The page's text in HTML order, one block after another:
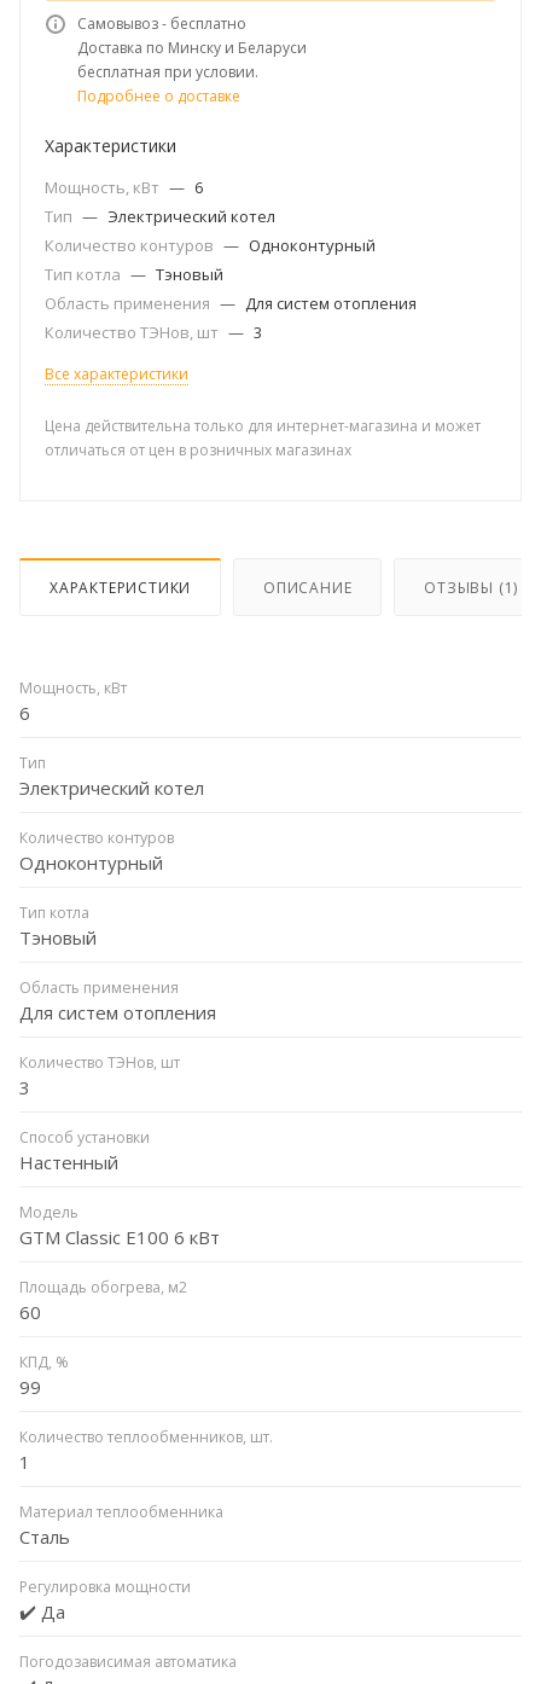
Самовывоз - бесплатно
Доставка по Минску и Беларуси
бесплатная при условии.
Подробнее о доставке
Характеристики
Мощность, кВт — 6
Тип — Электрический котел
Количество контуров — Одноконтурный
Тип котла — Тэновый
Область применения — Для систем отопления
Количество ТЭНов, шт — 3
Все характеристики
Цена действительна только для интернет-магазина и может
отличаться от цен в розничных магазинах
ХАРАКТЕРИСТИКИ ОПИСАНИЕ ОТЗЫВЫ (1)
Мощность, кВт
6
Тип
Электрический котел
Количество контуров
Одноконтурный
Тип котла
Тэновый
Область применения
Для систем отопления
Количество ТЭНов, шт
3
Способ установки
Настенный
Модель
GTM Classic E100 6 кВт
Площадь обогрева, м2
60
КПД, %
99
Количество теплообменников, шт.
1
Материал теплообменника
Сталь
Регулировка мощности
✔️ Да
Погодозависимая автоматика